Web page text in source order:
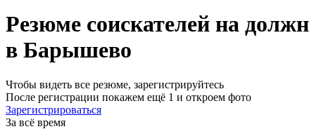
Резюме соискателей на
в Барышево
Чтобы видеть все резюме, зарегистрируйтесь
После регистрации покажем ещё 1 и откроем фото
Зарегистрироваться
За всё время